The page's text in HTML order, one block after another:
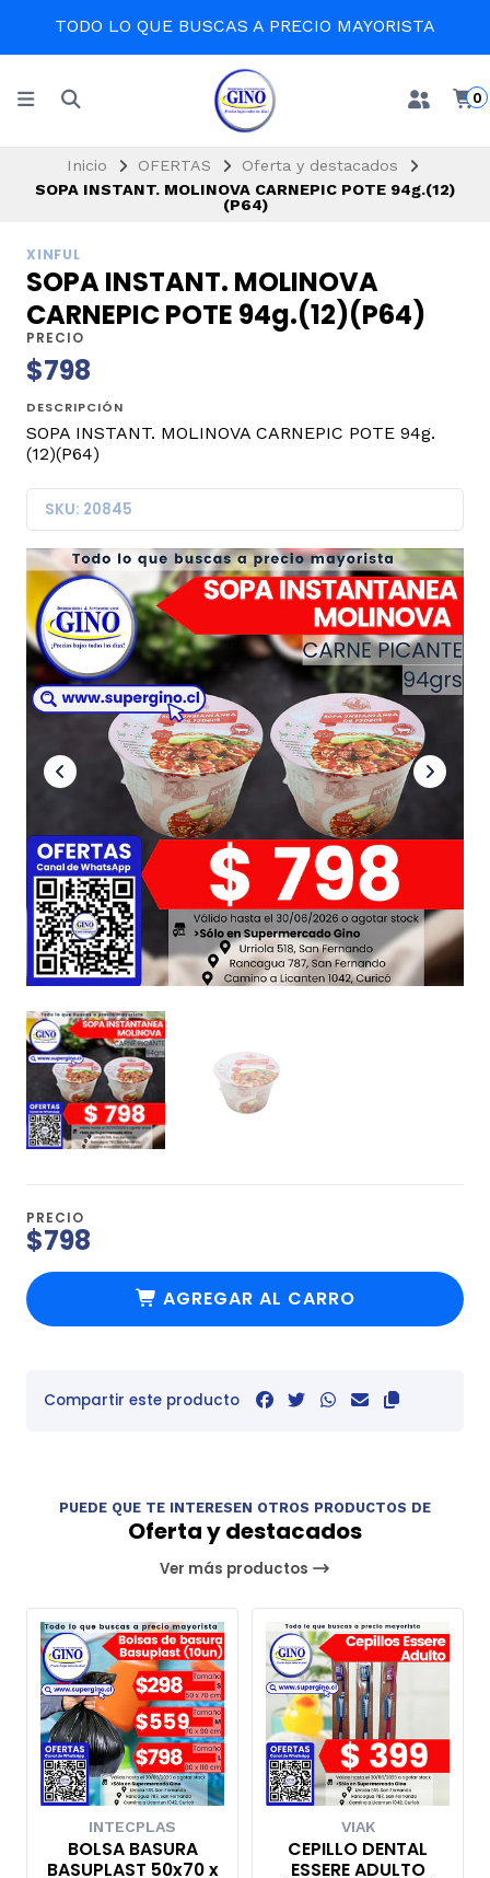
TODO LO QUE BUSCAS A PRECIO MAYORISTA
0
Inicio OFERTAS
Oferta y destacados
SOPA INSTANT. MOLINOVA CARNEPIC POTE 94g.(12)
(P64)
XINFUL
SOPA INSTANT. MOLINOVA
CARNEPIC POTE 94g.(12)(P64)
PRECIO
$798
DESCRIPCIÓN
SOPA INSTANT. MOLINOVA CARNEPIC POTE 94g.
(12)(P64)
SKU: 20845
PRECIO
$798
AGREGAR AL CARRO
Compartir este producto
PUEDE QUE TE INTERESEN OTROS PRODUCTOS DE
Oferta y destacados
Ver más productos
INTECPLAS
BOLSA BASURA
BASUPLAST 50x70 x
VIAK
CEPILLO DENTAL
ESSERE ADULTO